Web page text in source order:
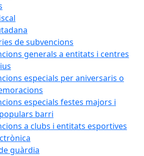
de subvencions
generals a entitats i centres
especials per aniversaris o
especials festes majors i
barri
a clubs i entitats esportives
guàrdia